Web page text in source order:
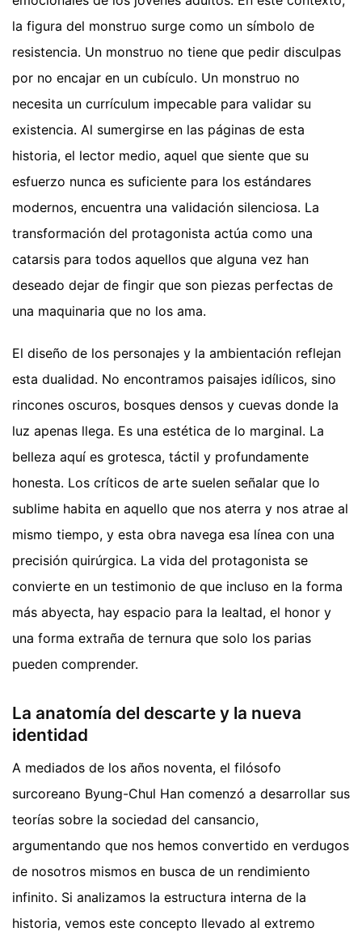
la figura del monstruo surge como un símbolo de
resistencia. Un monstruo no tiene que pedir disculpas
por no encajar en un cubículo. Un monstruo no
necesita un currículum impecable para validar su
existencia. Al sumergirse en las páginas de esta
historia, el lector medio, aquel que siente que su
esfuerzo nunca es suficiente para los estándares
modernos, encuentra una validación silenciosa. La
transformación del protagonista actúa como una
catarsis para todos aquellos que alguna vez han
deseado dejar de fingir que son piezas perfectas de
una maquinaria que no los ama.
El diseño de los personajes y la ambientación reflejan
esta dualidad. No encontramos paisajes idílicos, sino
rincones oscuros, bosques densos y cuevas donde la
luz apenas llega. Es una estética de lo marginal. La
belleza aquí es grotesca, táctil y profundamente
honesta. Los críticos de arte suelen señalar que lo
sublime habita en aquello que nos aterra y nos atrae al
mismo tiempo, y esta obra navega esa línea con una
precisión quirúrgica. La vida del protagonista se
convierte en un testimonio de que incluso en la forma
más abyecta, hay espacio para la lealtad, el honor y
una forma extraña de ternura que solo los parias
pueden comprender.
La anatomía del descarte y la nueva
identidad
A mediados de los años noventa, el filósofo
surcoreano Byung-Chul Han comenzó a desarrollar sus
teorías sobre la sociedad del cansancio,
argumentando que nos hemos convertido en verdugos
de nosotros mismos en busca de un rendimiento
infinito. Si analizamos la estructura interna de la
historia, vemos este concepto llevado al extremo